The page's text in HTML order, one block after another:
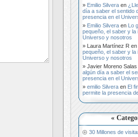
Emilio Silvera en
día a saber el sentido
presencia en el
Emilio Silvera en Lo
pequeño, el saber y la
Universo y nosotros
Laura Martínez R en
pequeño, el saber y la
Universo y nosotros
Javier Moreno Salas
algún día a saber el
presencia en el
emilio Silvera en El
permite la presencia
«
30 Millones de